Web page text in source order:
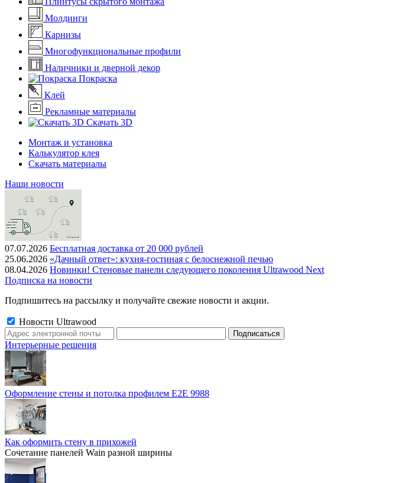
Молдинги
Карнизы
Многофункциональные профили
Наличники и дверной декор
Покраска
Клей
Рекламные материалы
Скачать 3D
Монтаж и установка
Калькулятор клея
Скачать материалы
Наши новости
07.07.2026 Бесплатная доставка от 20 000 рублей
25.06.2026 «Дачный ответ»: кухня-гостиная с белоснежной печью
08.04.2026 Новинки! Стеновые панели следующего поколения Ultrawood Next
Подписка на новости
Подпишитесь на рассылку и получайте свежие новости и акции.
Новости Ultrawood
Интерьерные решения
Оформление стены и потолка профилем E2E 9988
Как оформить стену в прихожей
Сочетание панелей Wain разной ширины